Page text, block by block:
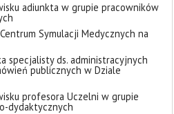
adiunkta w grupie pracowników
Symulacji Medycznych na
specjalisty ds. administracyjnych
publicznych w Dziale
profesora Uczelni w grupie
dydaktycznych